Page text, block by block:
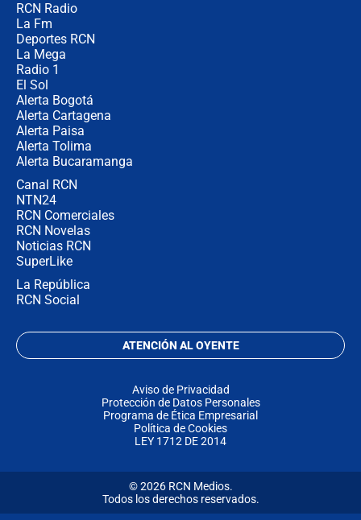
RCN Radio
La Fm
Deportes RCN
La Mega
Radio 1
El Sol
Alerta Bogotá
Alerta Cartagena
Alerta Paisa
Alerta Tolima
Alerta Bucaramanga
Canal RCN
NTN24
RCN Comerciales
RCN Novelas
Noticias RCN
SuperLike
La República
RCN Social
ATENCIÓN AL OYENTE
Aviso de Privacidad
Protección de Datos Personales
Programa de Ética Empresarial
Política de Cookies
LEY 1712 DE 2014
© 2026 RCN Medios.
Todos los derechos reservados.